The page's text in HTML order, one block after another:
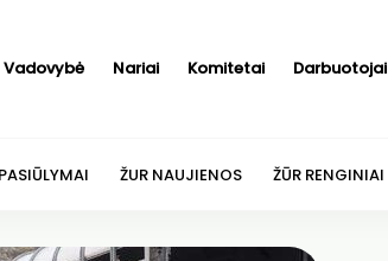
Vadovybė Nariai Komitetai Darbuotojai
ŽUR NAUJIENOS ŽŪR RENGINIAI